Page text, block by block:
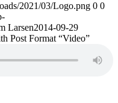
2021/03/Logo.png 0 0
Larsen2014-09-29
Post Format “Video”